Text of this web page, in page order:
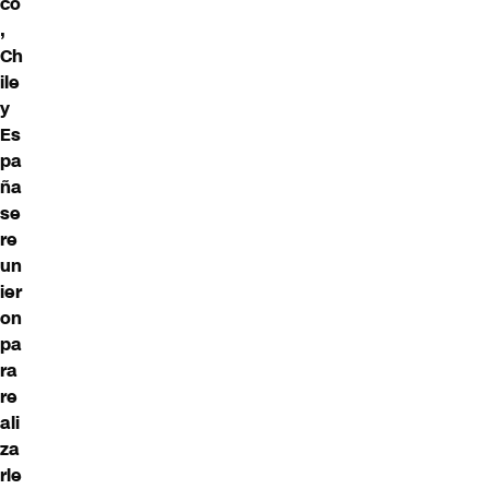
,
Ch
ile
y
Es
pa
ña
se
re
un
ier
on
pa
ra
re
ali
za
rle